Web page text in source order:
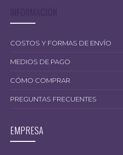
COSTOS Y FORMAS DE ENVÍO
MEDIOS DE PAGO
CÓMO COMPRAR
PREGUNTAS FRECUENTES
EMPRESA